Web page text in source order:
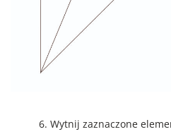
6. Wytnij zaznaczone